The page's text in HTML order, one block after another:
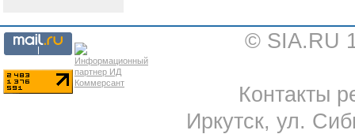
© SIA.RU
Контакты
Иркутск, ул.